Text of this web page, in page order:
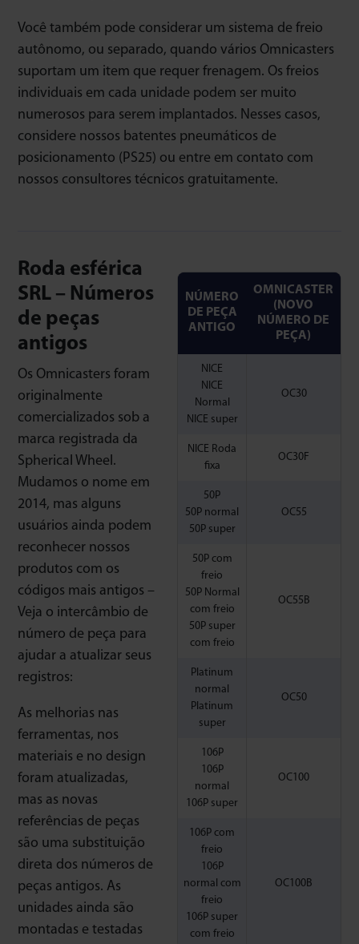
Você também pode considerar um sistema de freio
autônomo, ou separado, quando vários Omnicasters
suportam um item que requer frenagem. Os freios
individuais em cada unidade podem ser muito
numerosos para serem implantados. Nesses casos,
considere nossos batentes pneumáticos de
posicionamento (PS25) ou entre em contato com
nossos consultores técnicos gratuitamente.
Roda esférica
SRL – Números
de peças
antigos
Os Omnicasters foram
originalmente
comercializados sob a
marca registrada da
Spherical Wheel.
Mudamos o nome em
2014, mas alguns
usuários ainda podem
reconhecer nossos
produtos com os
códigos mais antigos –
Veja o intercâmbio de
número de peça para
ajudar a atualizar seus
registros:
As melhorias nas
ferramentas, nos
materiais e no design
foram atualizadas,
mas as novas
referências de peças
são uma substituição
direta dos números de
peças antigos. As
unidades ainda são
montadas e testadas
NÚMERO
DE PEÇA
ANTIGO
OMNICASTER
(NOVO
NÚMERO DE
PEÇA)
NICE
NICE
Normal
NICE super
OC30
NICE Roda
fixa
OC30F
50P
50P normal
50P super
OC55
50P com
freio
50P Normal
com freio
50P super
com freio
OC55B
Platinum
normal
Platinum
super
OC50
106P
106P
normal
106P super
OC100
106P com
freio
106P
normal com
freio
106P super
com freio
OC100B